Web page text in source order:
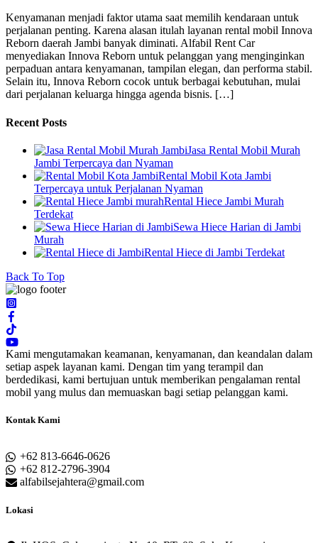
Kenyamanan menjadi faktor utama saat memilih kendaraan untuk
perjalanan penting. Karena alasan itulah layanan rental mobil Innova
Reborn daerah Jambi banyak diminati. Alfabil Rent Car
menyediakan Innova Reborn untuk pelanggan yang menginginkan
perpaduan antara kenyamanan, tampilan elegan, dan performa stabil.
Selain itu, Innova Reborn cocok untuk berbagai kebutuhan, mulai
dari perjalanan keluarga hingga agenda bisnis. […]
Recent Posts
Jasa Rental Mobil Murah
Jambi Terpercaya dan Nyaman
Rental Mobil Kota Jambi
Terpercaya untuk Perjalanan Nyaman
Rental Hiece Jambi Murah
Terdekat
Sewa Hiece Harian di Jambi
Murah
Rental Hiece di Jambi Terdekat
Back To Top
Kami mengutamakan keamanan, kenyamanan, dan keandalan dalam
setiap aspek layanan kami. Dengan tim yang terampil dan
berdedikasi, kami bertujuan untuk memberikan pengalaman rental
mobil yang mulus dan memuaskan bagi setiap pelanggan kami.
Kontak Kami
+62 813-6646-0626
+62 812-2796-3904
alfabilsejahtera@gmail.com
Lokasi